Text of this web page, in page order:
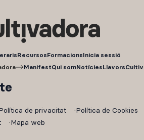
RecursosFormacionsInicia sessió
ManifestQui somNotíciesLlavors
de privacitat
Política de Cookies
Mapa web